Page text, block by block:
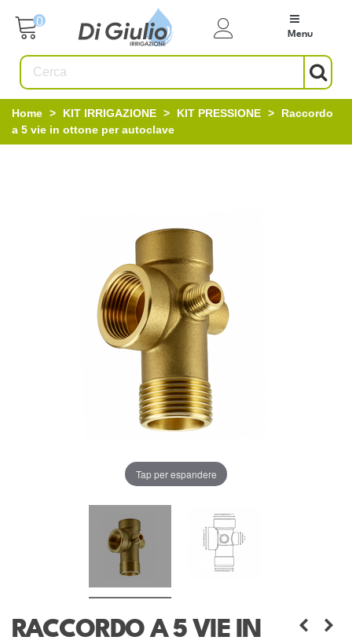
0
Menu
Home > KIT IRRIGAZIONE > KIT PRESSIONE >
Raccordo
a 5 vie in ottone per autoclave
Tap per espandere
RACCORDO A 5 VIE IN